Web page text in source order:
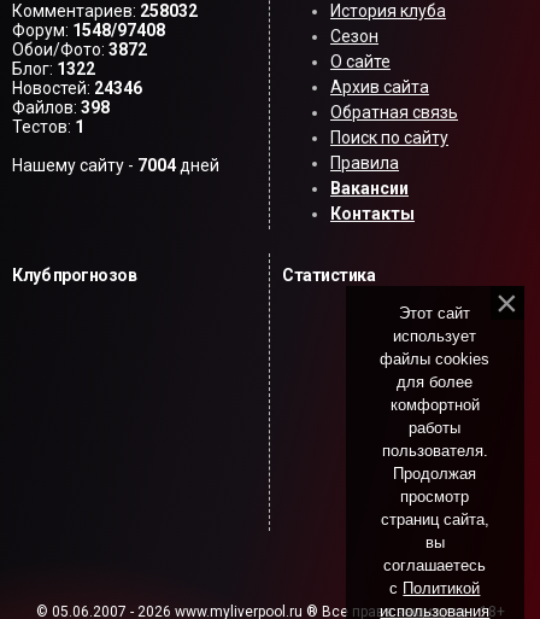
Комментариев: 258032
Форум: 1548/97408
Обои/Фото: 3872
Блог: 1322
Новостей: 24346
Файлов: 398
Тестов: 1
Нашему сайту - 7004дней
История клуба
Сезон
О сайте
Архив сайта
Обратная связь
Поиск по сайту
Правила
Вакансии
Контакты
Клуб прогнозов Статистика
© 05.06.2007 - 2026 www.myliverpool.ru ® Все права защищены. 18+
Этот сайт
использует
файлы cookies
для более
комфортной
работы
пользователя.
Продолжая
просмотр
страниц сайта,
вы
соглашаетесь
с Политикой
использования